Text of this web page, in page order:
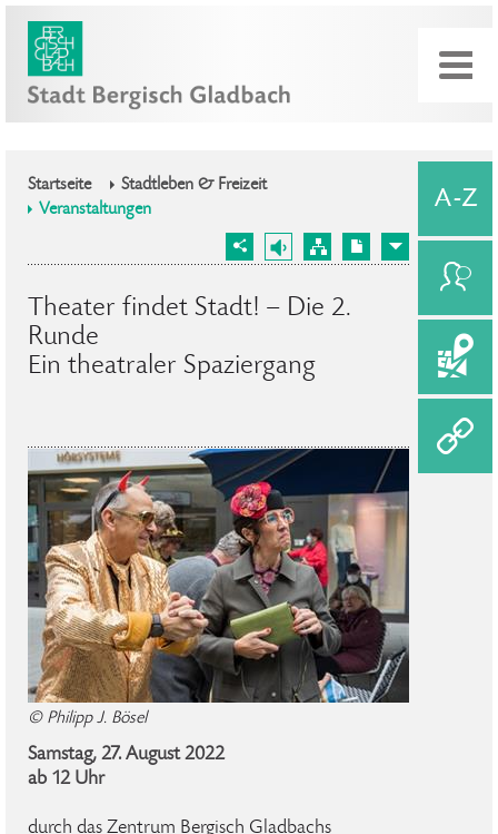
Startseite
Stadtleben & Freizeit
Veranstaltungen
Theater findet Stadt! – Die 2.
Runde
Ein theatraler Spaziergang
© Philipp J. Bösel
Samstag, 27. August 2022
ab 12 Uhr
durch das Zentrum Bergisch Gladbachs